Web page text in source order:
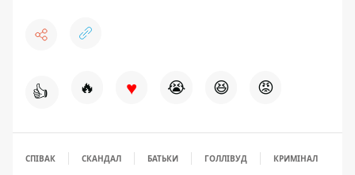
👍 🔥 ♥ 😭 😆 😡
СПІВАК СКАНДАЛ БАТЬКИ ГОЛЛІВУД КРИМІНАЛ